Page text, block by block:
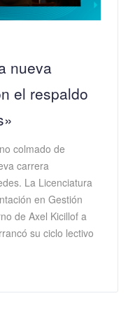
nueva
el respaldo
colmado de
carrera
La Licenciatura
en Gestión
de Axel Kicillof a
su ciclo lectivo